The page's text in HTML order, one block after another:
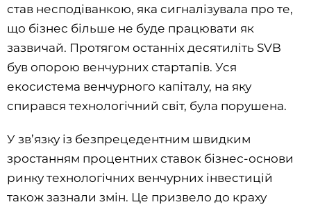
став несподіванкою, яка сигналізувала про те,
що бізнес більше не буде працювати як
зазвичай. Протягом останніх десятиліть SVB
був опорою венчурних стартапів. Уся
екосистема венчурного капіталу, на яку
спирався технологічний світ, була порушена.
У зв’язку із безпрецедентним швидким
зростанням процентних ставок бізнес-основи
ринку технологічних венчурних інвестицій
також зазнали змін. Це призвело до краху